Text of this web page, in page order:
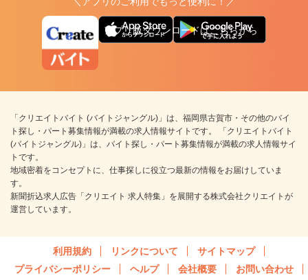
アプリ版ダウンロードはこちらから
「クリエイトバイト (バイトジャングル)」は、福岡県古賀市・その他のバイ
ト探し・パート募集情報が満載の求人情報サイトです。 「クリエイトバイト
(バイトジャングル)」は、バイト探し・パート募集情報が満載の求人情報サイ
トです。
地域密着をコンセプトに、仕事探しに役立つ最新の情報をお届けしていま
す。
新聞折込求人広告「クリエイト 求人特集」を展開する株式会社クリエイトが
運営しています。
利用規約 リンクについて
サイトマップ
プライバシーポリシー
ヘルプ 会社概要 お問い合わせ